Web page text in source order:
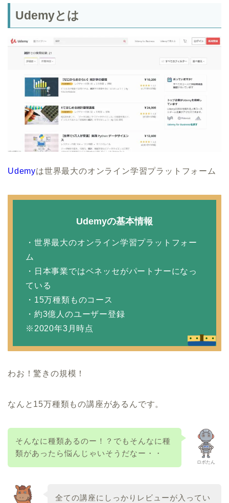
Udemyとは
Udemyは世界最大のオンライン学習プラットフォーム
Udemyの基本情報
・世界最大のオンライン学習プラットフォー
ム
・日本事業ではベネッセがパートナーになっ
ている
・15万種類ものコース
・約3億人のユーザー登録
※2020年3月時点
わお！驚きの規模！
なんと15万種類もの講座があるんです。
ロボたん
そんなに種類あるのー！？でもそんなに種
類があったら悩んじゃいそうだなー・・
全ての講座にしっかりレビューが入ってい